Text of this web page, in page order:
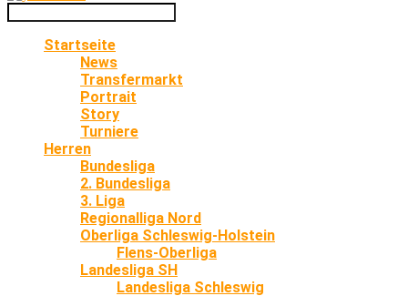
Startseite
News
Transfermarkt
Portrait
Story
Turniere
Herren
Bundesliga
2. Bundesliga
3. Liga
Regionalliga Nord
Oberliga Schleswig-Holstein
Flens-Oberliga
Landesliga SH
Landesliga Schleswig